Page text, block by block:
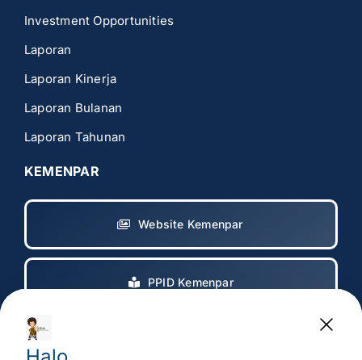
Investment Opportunities
Laporan
Laporan Kinerja
Laporan Bulanan
Laporan Tahunan
KEMENPAR
Website Kemenpar
PPID Kemenpar